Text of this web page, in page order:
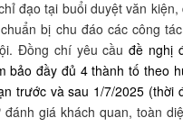
đạo tại buổi duyệt văn
bị chu đáo các công
Đồng chí yêu cầuđề nghị
bảo đầy đủ 4 thành tố theo
trước và sau 1/7/2025 (thời
giá khách quan, toàn